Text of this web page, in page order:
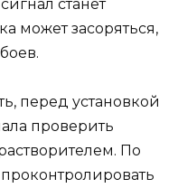
станет
может засоряться,
перед установкой
проверить
По